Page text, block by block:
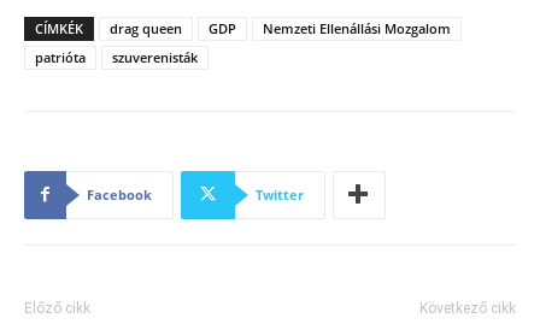
CÍMKÉK drag queen GDP
Nemzeti Ellenállási Mozgalom
patrióta
szuverenisták
Facebook Twitter
Előző cikk Következő cikk